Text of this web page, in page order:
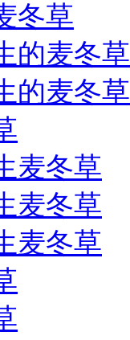
冬草
的麦冬草
的麦冬草
麦冬草
麦冬草
麦冬草